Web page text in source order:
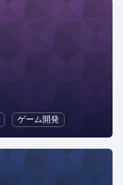
ゲーム開発